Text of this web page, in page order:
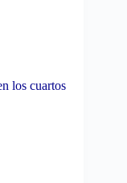
los cuartos